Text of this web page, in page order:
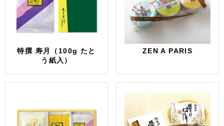
特撰 寿月（100g たと
う紙入）
ZEN A PARIS